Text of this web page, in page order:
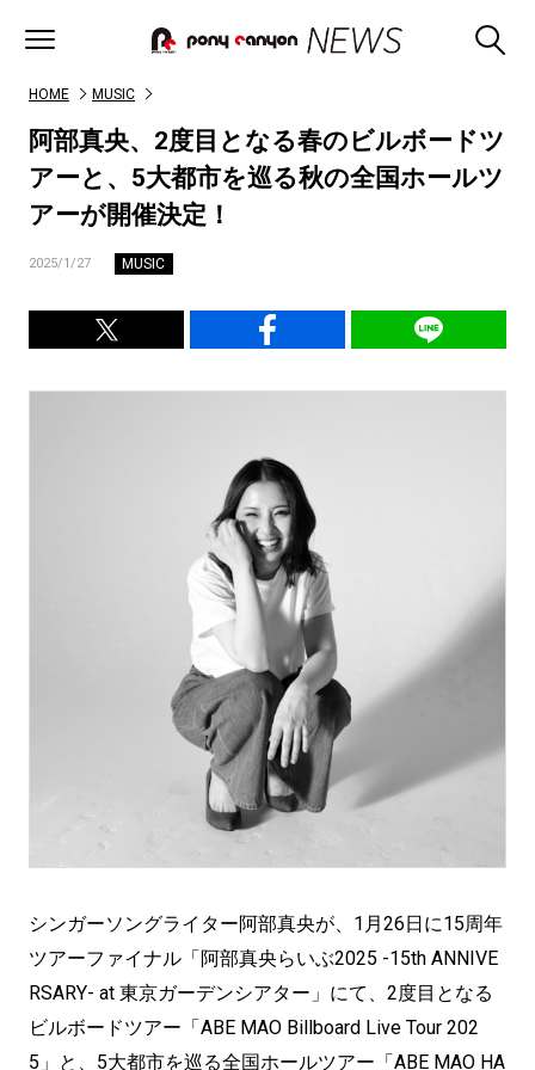
HOME MUSIC
阿部真央、2度目となる春のビルボードツ
アーと、5大都市を巡る秋の全国ホールツ
アーが開催決定！
2025/1/27 MUSIC
シンガーソングライター阿部真央が、1月26日に15周年
ツアーファイナル「阿部真央らいぶ2025 -15th ANNIVE
RSARY- at 東京ガーデンシアター」にて、2度目となる
ビルボードツアー「ABE MAO Billboard Live Tour 202
5」と、5大都市を巡る全国ホールツアー「ABE MAO HA